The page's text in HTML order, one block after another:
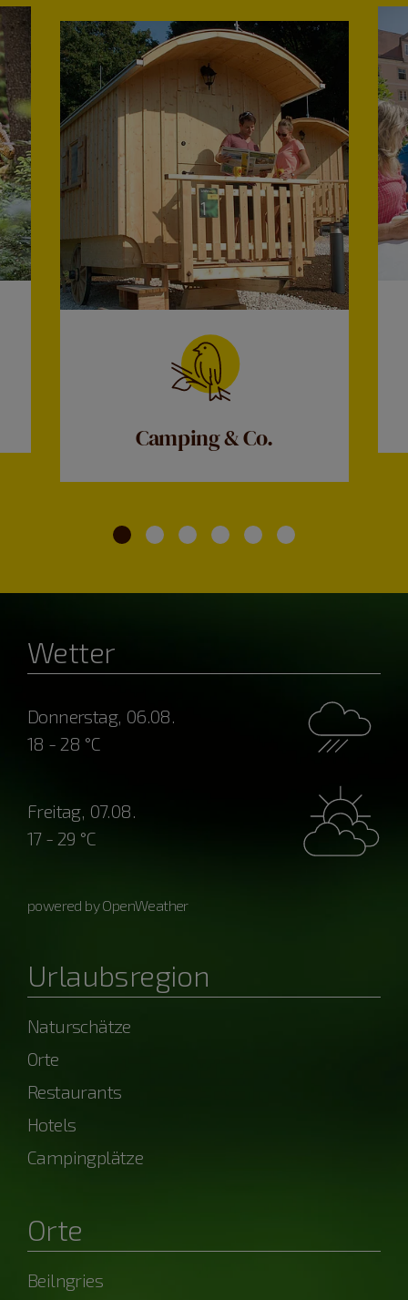
Camping & Co.
Wetter
Donnerstag, 06.08.
18 - 28 °C
Freitag, 07.08.
17 - 29 °C
powered by OpenWeather
Urlaubsregion
Naturschätze
Orte
Restaurants
Hotels
Campingplätze
Orte
Beilngries